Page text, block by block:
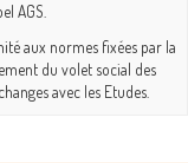
AGS.
aux normes fixées par la
du volet social des
avec les Etudes.